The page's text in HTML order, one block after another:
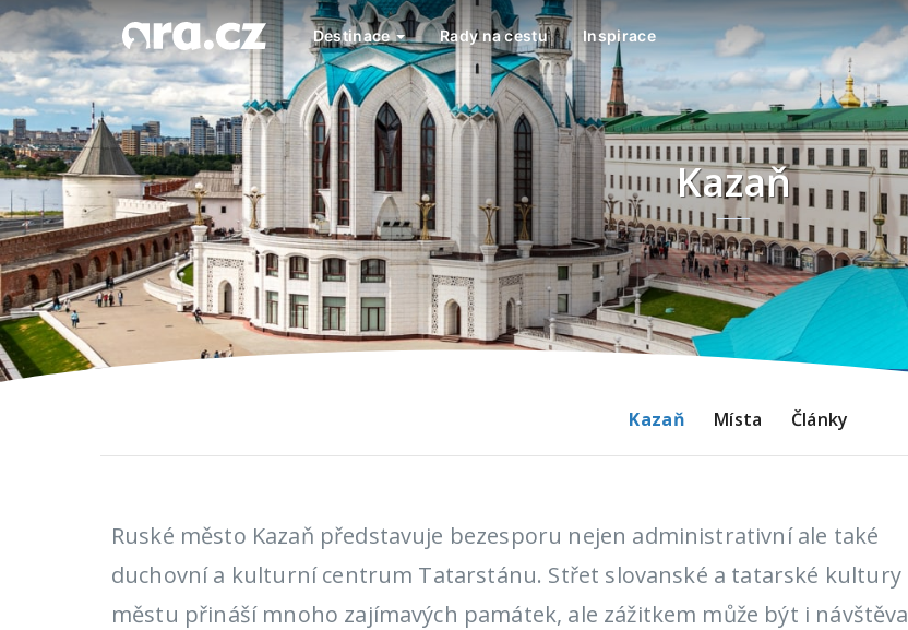
Destinace Rady na cestu Inspirace
Kazaň Místa Články
Kazaň
Ruské město Kazaň představuje bezesporu nejen administrativní ale také
duchovní a kulturní centrum Tatarstánu. Střet slovanské a tatarské kultury
městu přináší mnoho zajímavých památek, ale zážitkem může být i návštěva